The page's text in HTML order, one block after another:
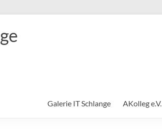
Galerie IT Schlange AKolleg e.V.